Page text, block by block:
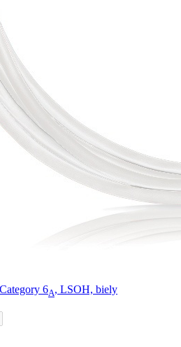
6A, LSOH, biely